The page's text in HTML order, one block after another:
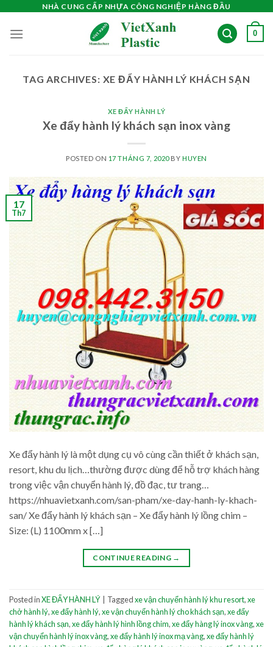
content
NHÀ CUNG CẤP NHỰA CÔNG NGHIỆP HÀNG ĐẦU
0
TAG ARCHIVES: XE ĐẨY HÀNH LÝ KHÁCH SẠN
XE ĐẨY HÀNH LÝ
Xe đẩy hành lý khách sạn inox vàng
POSTED ON 17 THÁNG 7, 2020BY HUYEN
17
Th7
Xe đẩy hành lý là một dụng cụ vô cùng cần thiết ở khách sạn,
resort, khu du lịch…thường được dùng để hỗ trợ khách hàng
trong việc vận chuyển hành lý, đồ đạc, tư trang…
https://nhuavietxanh.com/san-pham/xe-day-hanh-ly-khach-
san/ Xe đẩy hành lý khách sạn – Xe đẩy hành lý lồng chim –
Size: (L) 1100mm x […]
CONTINUE READING →
Posted inXE ĐẨY HÀNH LÝ Taggedxe vận chuyển hành lý khu resort,xe
chở hành lý,xe đẩy hành lý,xe vận chuyển hành lý cho khách sạn,xe đẩy
hành lý khách sạn,xe đẩy hành lý hình lồng chim,xe đẩy hàng lý inox vàng,xe
vận chuyển hành lý inox vàng,xe đẩy hành lý inox mạ vàng,xe đẩy hành lý